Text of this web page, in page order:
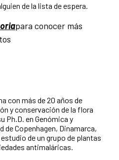
de la lista de espera.
para conocer más
con más de 20 años de
y conservación de la flora
Ph.D. en Genómica y
de Copenhagen, Dinamarca,
de un grupo de plantas
antimaláricas.